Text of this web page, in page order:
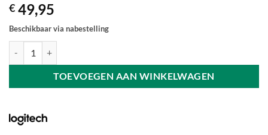
€ 49,95
Beschikbaar via nabestelling
TOEVOEGEN AAN WINKELWAGEN